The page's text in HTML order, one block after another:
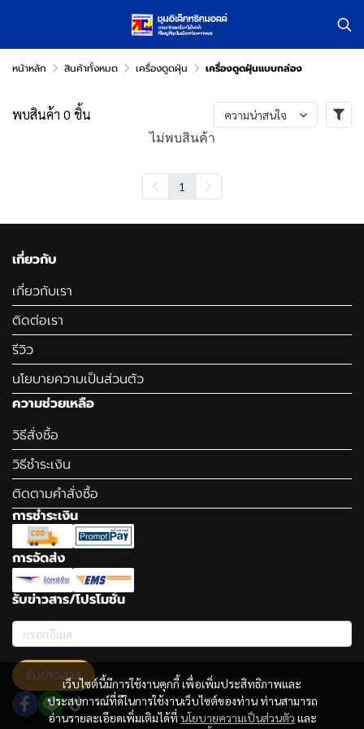
หน้าหลัก สินค้าทั้งหมด เครื่องดูดฝุ่น เครื่องดูดฝุ่นแบบกล่อง
พบสินค้า 0 ชิ้น ความน่าสนใจ
ไม่พบสินค้า
1
เว็บไซต์นี้มีการใช้งานคุกกี้ เพื่อเพิ่มประสิทธิภาพและ
ประสบการณ์ที่ดีในการใช้งานเว็บไซต์ของท่าน ท่านสามารถ
อ่านรายละเอียดเพิ่มเติมได้ที่ นโยบายความเป็นส่วนตัว และ
เกี่ยวกับ
เกี่ยวกับเรา
ติดต่อเรา
รีวิว
นโยบายความเป็นส่วนตัว
ความช่วยเหลือ
วิธีสั่งซื้อ
วิธีชำระเงิน
ติดตามคำสั่งซื้อ
การชำระเงิน
การจัดส่ง
รับข่าวสาร/โปรโมชั่น
รับข่าวสาร